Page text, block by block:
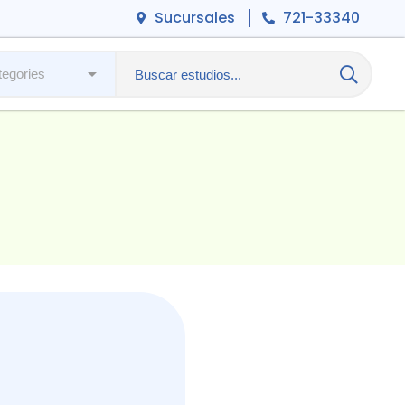
Sucursales 721-33340